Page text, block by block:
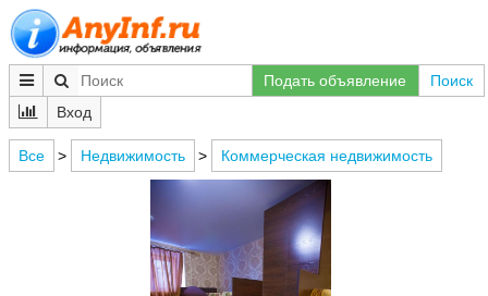
Подать объявление
Поиск
Вход
Все > Недвижимость > Коммерческая недвижимость